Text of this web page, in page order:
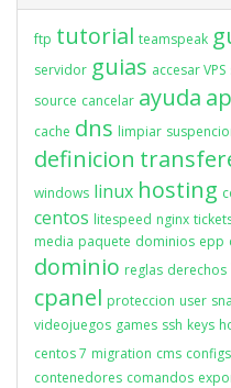
ftp tutorial teamspeak
servidor guias accesar VPS
source cancelar ayuda
cache dns limpiar
definicion
windows linux hosting
centos litespeed nginx
media paquete dominios epp
dominio reglas derechos
cpanel proteccion user
videojuegos games ssh keys
centos 7 migration cms
contenedores comandos